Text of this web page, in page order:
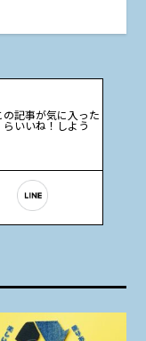
の記事が気に入った
らいいね！しよう